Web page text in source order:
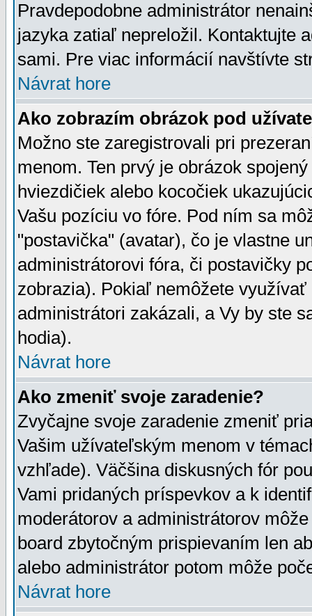
Pravdepodobne administrátor
jazyka zatiaľ nepreložil. Kontaktujte
sami. Pre viac informácií navštívte
Návrat hore
Ako zobrazím obrázok pod
Možno ste zaregistrovali pri
menom. Ten prvý je obrázok
hviezdičiek alebo kocočiek
Vašu pozíciu vo fóre. Pod ním sa
"postavička" (avatar), čo je vlastne
administrátorovi fóra, či postavičky
zobrazia). Pokiaľ nemôžete
administrátori zakázali, a Vy by ste
hodia).
Návrat hore
Ako zmeniť svoje zaradenie?
Zvyčajne svoje zaradenie zmeniť
Vašim užívateľským menom v
vzhľade). Väčšina diskusných fór
Vami pridaných príspevkov a k
moderátorov a administrátorov
board zbytočným prispievaním len
alebo administrátor potom môže
Návrat hore